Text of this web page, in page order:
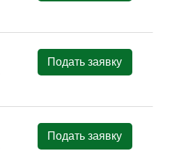
Подать заявку
Подать заявку